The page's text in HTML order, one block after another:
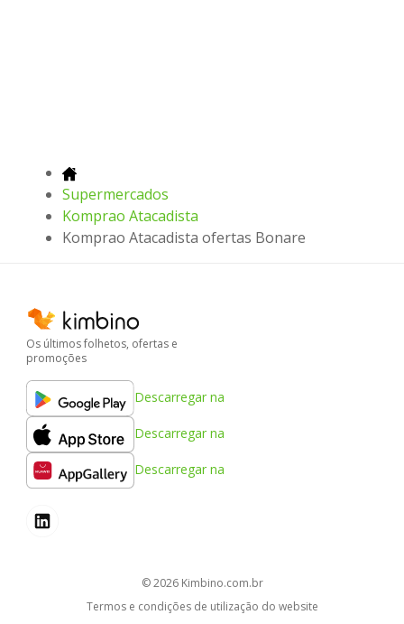
Supermercados
Komprao Atacadista
Komprao Atacadista ofertas Bonare
Os últimos folhetos, ofertas e
promoções
Descarregar na
Descarregar na
Descarregar na
© 2026 kimbino.com.br
Termos e condições de utilização do website